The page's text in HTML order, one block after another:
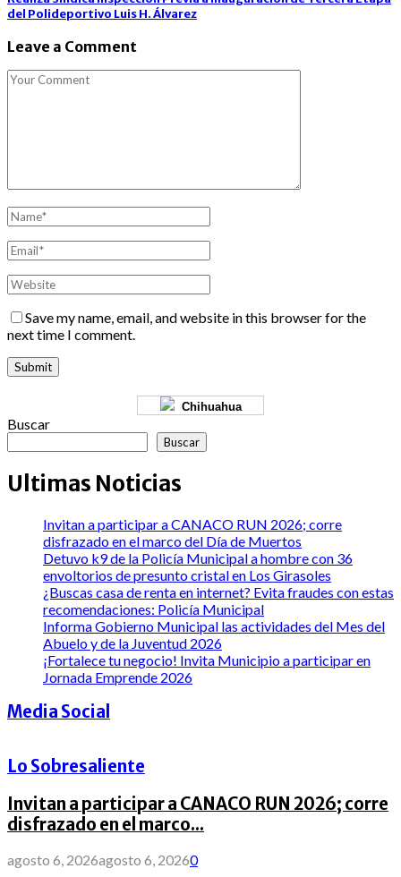
del Polideportivo Luis H. Álvarez
Leave a Comment
Save my name, email, and website in this browser for the
next time I comment.
Chihuahua
Buscar
Buscar
Ultimas Noticias
Invitan a participar a CANACO RUN 2026; corre
disfrazado en el marco del Día de Muertos
Detuvo k9 de la Policía Municipal a hombre con 36
envoltorios de presunto cristal en Los Girasoles
¿Buscas casa de renta en internet? Evita fraudes con estas
recomendaciones: Policía Municipal
Informa Gobierno Municipal las actividades del Mes del
Abuelo y de la Juventud 2026
¡Fortalece tu negocio! Invita Municipio a participar en
Jornada Emprende 2026
Media Social
Lo Sobresaliente
Invitan a participar a CANACO RUN 2026; corre
disfrazado en el marco...
agosto 6, 2026agosto 6, 20260